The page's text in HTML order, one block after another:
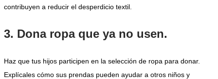
contribuyen a reducir el desperdicio textil.
3. Dona ropa que ya no usen.
Haz que tus hijos participen en la selección de ropa para donar.
Explícales cómo sus prendas pueden ayudar a otros niños y